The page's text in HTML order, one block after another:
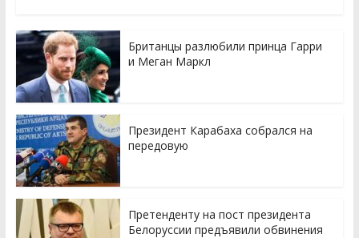
Британцы разлюбили принца Гарри
и Меган Маркл
Президент Карабаха собрался на
передовую
Претенденту на пост президента
Белоруссии предъявили обвинения